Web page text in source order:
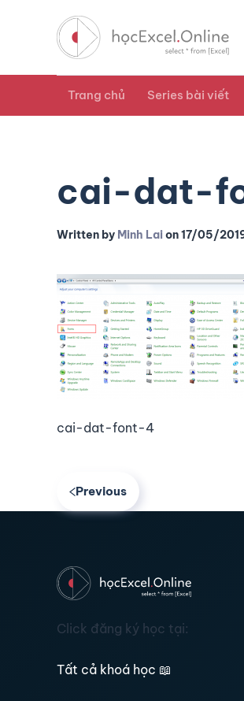
Trang chủ Series bài viết
cai-dat-
Written by Minh Laion17/05/
cai-dat-font-4
Previous
Click đăng ký học tại:
Tất cả khoá học 📖